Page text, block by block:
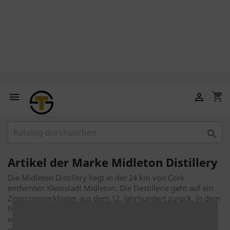
 shopping_cart


Artikel der Marke Midleton Distillery
Die Midleton Distillery liegt in der 24 km von Cork
entfernten Kleinstadt Midleton. Die Destillerie geht auf ein
Zisterzienserkloster aus dem 12. Jahrhundert zurück, in dem
französische Mönche lebten. Die Old Midleton Distillery
wurde 1825 von drei Brüdern der Familie Murphy